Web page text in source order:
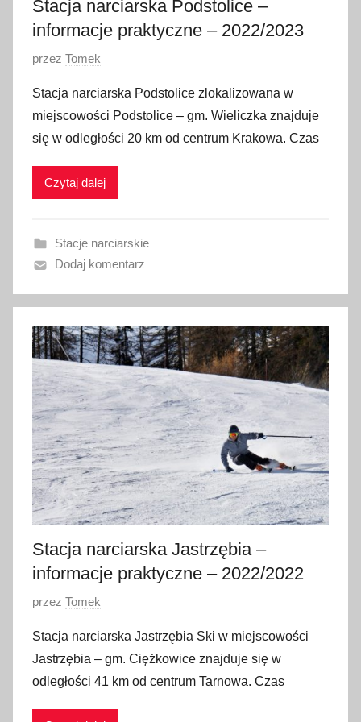
Stacja narciarska Podstolice –
informacje praktyczne – 2022/2023
O
u
b
l
i
a
n
6
s
t
y
c
z
n
i
a
2
2
przez Tomek
Stacja narciarska Podstolice zlokalizowana w
miejscowości Podstolice – gm. Wieliczka znajduje
się w odległości 20 km od centrum Krakowa. Czas
Czytaj dalej
Stacje narciarskie
Dodaj komentarz
Stacja narciarska Jastrzębia –
informacje praktyczne – 2022/2022
O
u
b
l
i
przez Tomek
Stacja narciarska Jastrzębia Ski w miejscowości
Jastrzębia – gm. Ciężkowice znajduje się w
odległości 41 km od centrum Tarnowa. Czas